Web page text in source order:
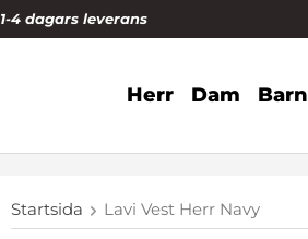
1-4 dagars leverans
Herr Dam Barn
Startsida Lavi Vest Herr Navy